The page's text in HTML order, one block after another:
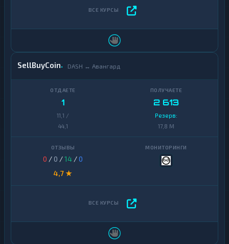
SellBuyCoin DASH ↔ Авангард
1
11,1 /
44,1
2 613
Резерв:
17,8 M
0 / 0 /14 /0
4,7 ★